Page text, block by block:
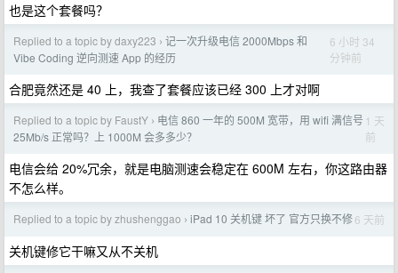
也是这个套餐吗？
Replied to a topic by daxy223 › 记一次升级电信 2000Mbps 和
Vibe Coding 逆向测速 App 的经历
6 小时 34
分钟前
合肥竟然还是 40 上，我查了套餐应该已经 300 上才对啊
Replied to a topic by FaustY › 电信 860 一年的 500M 宽带，用 wifi 满信号
25Mb/s 正常吗？上 1000M 会多多少？
1 天
前
电信会给 20%冗余，就是电脑测速会稳定在 600M 左右，你这路由器
不怎么样。
Replied to a topic by zhushenggao › iPad 10 关机键 坏了 官方只换不修6 天前
关机键修它干嘛又从不关机